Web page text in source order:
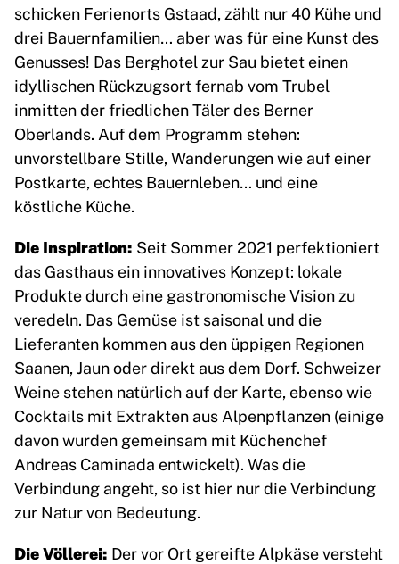
schicken Ferienorts Gstaad, zählt nur 40 Kühe und
drei Bauernfamilien… aber was für eine Kunst des
Genusses! Das Berghotel zur Sau bietet einen
idyllischen Rückzugsort fernab vom Trubel
inmitten der friedlichen Täler des Berner
Oberlands. Auf dem Programm stehen:
unvorstellbare Stille, Wanderungen wie auf einer
Postkarte, echtes Bauernleben… und eine
köstliche Küche.
Die Inspiration: Seit Sommer 2021 perfektioniert
das Gasthaus ein innovatives Konzept: lokale
Produkte durch eine gastronomische Vision zu
veredeln. Das Gemüse ist saisonal und die
Lieferanten kommen aus den üppigen Regionen
Saanen, Jaun oder direkt aus dem Dorf. Schweizer
Weine stehen natürlich auf der Karte, ebenso wie
Cocktails mit Extrakten aus Alpenpflanzen (einige
davon wurden gemeinsam mit Küchenchef
Andreas Caminada entwickelt). Was die
Verbindung angeht, so ist hier nur die Verbindung
zur Natur von Bedeutung.
Die Völlerei: Der vor Ort gereifte Alpkäse versteht